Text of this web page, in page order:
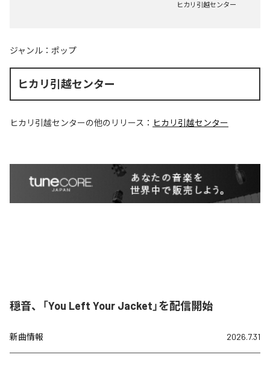
ヒカリ引越センター
ジャンル： ポップ
ヒカリ引越センター
ヒカリ引越センターの他のリリース： ヒカリ引越センター
穏音、「You Left Your Jacket」を配信開始
新曲情報 2026.7.31